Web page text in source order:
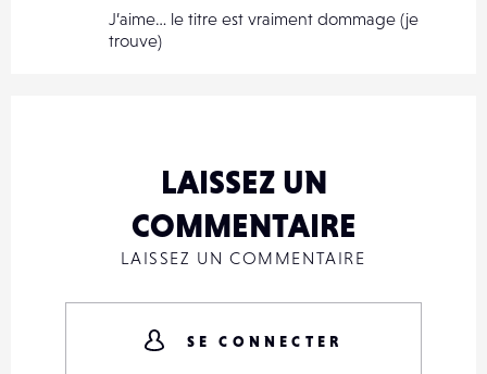
J’aime… le titre est vraiment dommage (je
trouve)
LAISSEZ UN
COMMENTAIRE
LAISSEZ UN COMMENTAIRE
SE CONNECTER